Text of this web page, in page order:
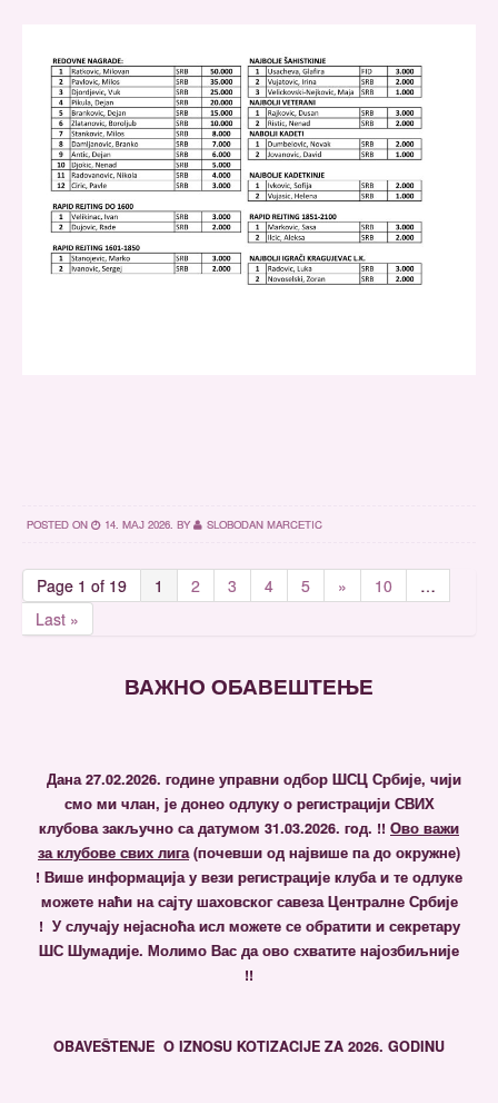
POSTED ON 14. МАЈ 2026. BY SLOBODAN MARCETIC
Page 1 of 19 1 2 3 4 5 » 10
…
Last »
ВАЖНО ОБАВЕШТЕЊЕ
Дана 27.02.2026. године управни одбор ШСЦ Србије, чији
смо ми члан, је донео одлуку о регистрацији СВИХ
клубова закључно са датумом 31.03.2026. гoд. !! Ово важи
за клубове свих лига(почевши од највише па до окружне)
! Више информација у вези регистрације клуба и те одлуке
можете наћи на сајту шаховског савеза Централне Србије
! У случају нејасноћа исл можете се обратити и секретару
ШС Шумадије. Молимо Вас да ово схватите најозбиљније
!!
OBAVEŠTENJE O IZNOSU KOTIZACIJE ZA 2026. GODINU